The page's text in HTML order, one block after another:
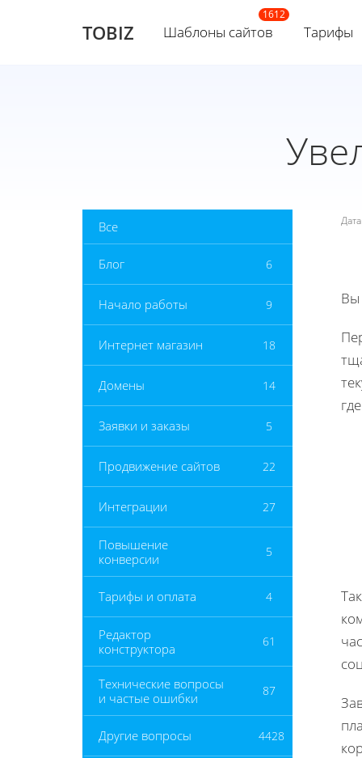
TOBIZ Шаблоны сайтов Тарифы
Все
Блог 6
Начало работы 9
Интернет магазин 18
Домены 14
Заявки и заказы 5
Продвижение сайтов 22
Интеграции 27
Повышение
конверсии
5
Тарифы и оплата 4
Редактор
конструктора
61
Технические вопросы
и частые ошибки
87
Другие вопросы 4428
Вы